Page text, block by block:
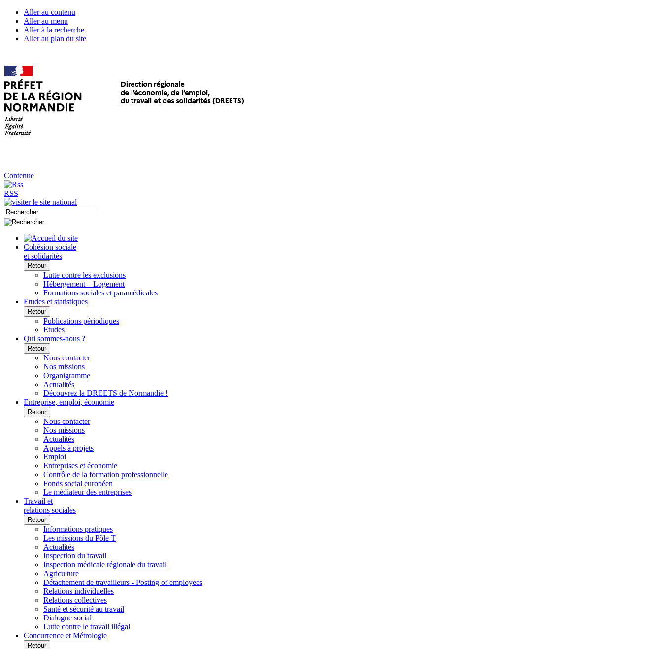
Aller au contenu
Aller au menu
Aller à la recherche
Aller au plan du site
Contenue
RSS
Cohésion sociale
et solidarités
Retour
Lutte contre les exclusions
Hébergement – Logement
Formations sociales et paramédicales
Etudes et statistiques
Retour
Publications périodiques
Etudes
Qui sommes-nous ?
Retour
Nous contacter
Nos missions
Organigramme
Actualités
Découvrez la DREETS de Normandie !
Entreprise, emploi, économie
Retour
Nous contacter
Nos missions
Actualités
Appels à projets
Emploi
Entreprises et économie
Contrôle de la formation professionnelle
Fonds social européen
Le médiateur des entreprises
Travail et
relations sociales
Retour
Informations pratiques
Les missions du Pôle T
Actualités
Inspection du travail
Inspection médicale régionale du travail
Agriculture
Détachement de travailleurs - Posting of employees
Relations individuelles
Relations collectives
Santé et sécurité au travail
Dialogue social
Lutte contre le travail illégal
Concurrence et Métrologie
Retour